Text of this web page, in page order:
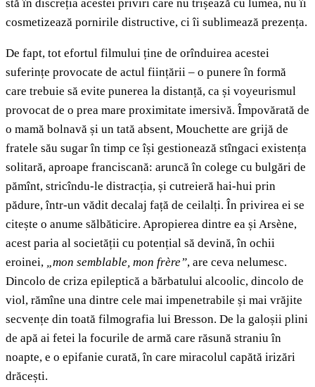
stă în discreția acestei priviri care nu trișează cu lumea, nu îi
cosmetizează pornirile distructive, ci îi sublimează prezența.
De fapt, tot efortul filmului ține de orînduirea acestei
suferințe provocate de actul ființării – o punere în formă
care trebuie să evite punerea la distanță, ca și voyeurismul
provocat de o prea mare proximitate imersivă. Împovărată de
o mamă bolnavă și un tată absent, Mouchette are grijă de
fratele său sugar în timp ce își gestionează stîngaci existența
solitară, aproape franciscană: aruncă în colege cu bulgări de
pămînt, stricîndu-le distracția, și cutreieră hai-hui prin
pădure, într-un vădit decalaj față de ceilalți. În privirea ei se
citește o anume sălbăticire. Apropierea dintre ea și Arsène,
acest paria al societății cu potențial să devină, în ochii
eroinei, „mon semblable, mon frère”, are ceva nelumesc.
Dincolo de criza epileptică a bărbatului alcoolic, dincolo de
viol, rămîne una dintre cele mai impenetrabile și mai vrăjite
secvențe din toată filmografia lui Bresson. De la galoșii plini
de apă ai fetei la focurile de armă care răsună straniu în
noapte, e o epifanie curată, în care miracolul capătă irizări
drăcești.